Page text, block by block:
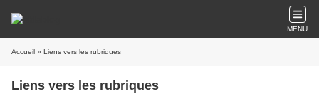
MENU
Accueil » Liens vers les rubriques
Liens vers les rubriques